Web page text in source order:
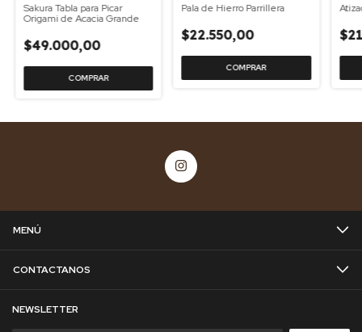
Sakura Tabla para Picar
Origami de Acacia Grande
$49.000,00
Pala de Hierro Parrillera
$22.550,00
MENÚ
CONTACTANOS
NEWSLETTER